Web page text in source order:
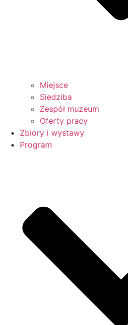
Miejsce
Siedziba
Zespół muzeum
Oferty pracy
Zbiory i wystawy
Program